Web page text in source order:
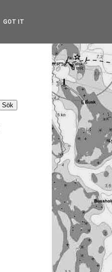
GOT IT